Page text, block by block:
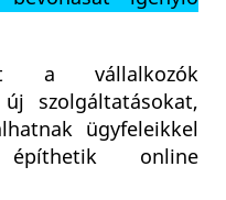
a vállalkozók
szolgáltatásokat,
ügyfeleikkel
online